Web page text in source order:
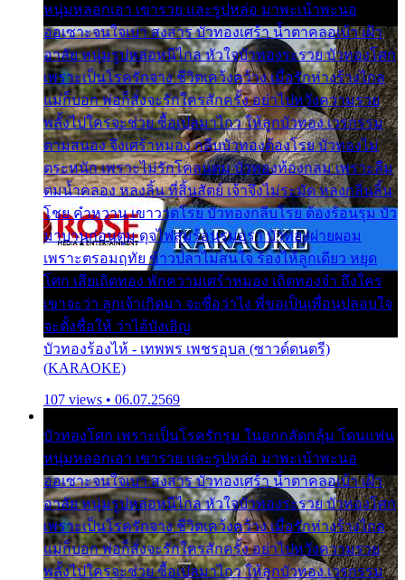
หนุ่มหลอกเอา เขารวย และรูปหล่อ มาพะเน้าพะนอ
ออเซาะจนใจเบา สงสาร บัวทองเศร้า น้ำตาคลอเบ้า เฝ้า
อาลัย หนุ่มรูปหล่อหนีไกล หัวใจบัวทองระรวย บัวทองโศก
เพราะเป็นโรครักจาง ชีวิตเคว้งคว้าง เมื่อรักห่างร้างไกล
แม่ก็บอก พ่อก็สั่งจะรักใครสักครั้ง อย่าไปหวังความรวย
พลั้งไปใครจะช่วย ซื้อเปลมาไกว ให้ลูกบัวทอง เวรกรรม
ตามสนอง จึงเศร้าหมอง กลีบบัวทองต้องโรย บัวทองไม่
ตระหนัก เพราะไม่รักโคลนตม บัวทองท้องกลม เพราะลืม
ตมน้ำคลอง หลงลิ้น ที่สิ้นสัตย์ เจ้าจึงไม่ระมัด หลงกลิ่นลิ้น
โชย คำหวาน เขาวาดโรย บัวทองกลีบโรย ต้องร้อนรุม บัว
มาบานก่อนตูม ดุจไฟสุมร้อนรุมอุรา บัวทองผ่ายผอม
เพราะตรอมฤทัย ข้าวปลาไม่สนใจ ร้องไห้ลูกเดียว หยุด
โศก เสียเถิดทอง พักความเศร้าหมอง เถิดทองจ๋า ถึงใคร
เขาจะว่า ลูกเจ้าเกิดมา จะชื่อว่าไง พี่ขอเป็นเพื่อนปลอบใจ
จะตั้งชื่อให้ ว่าไอ้บังเอิญ
บัวทองร้องไห้ - เทพพร เพชรอุบล (ซาวด์ดนตรี)
(KARAOKE)
107 views • 06.07.2569
บัวทองโศก เพราะเป็นโรครักรุม ในอกกลัดกลุ้ม โดนแฟน
หนุ่มหลอกเอา เขารวย และรูปหล่อ มาพะเน้าพะนอ
ออเซาะจนใจเบา สงสาร บัวทองเศร้า น้ำตาคลอเบ้า เฝ้า
อาลัย หนุ่มรูปหล่อหนีไกล หัวใจบัวทองระรวย บัวทองโศก
เพราะเป็นโรครักจาง ชีวิตเคว้งคว้าง เมื่อรักห่างร้างไกล
แม่ก็บอก พ่อก็สั่งจะรักใครสักครั้ง อย่าไปหวังความรวย
พลั้งไปใครจะช่วย ซื้อเปลมาไกว ให้ลูกบัวทอง เวรกรรม